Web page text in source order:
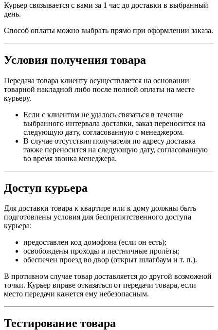
Курьер связывается с вами за 1 час до доставки в выбранный
день.
Способ оплаты можно выбрать прямо при оформлении заказа.
Условия получения товара
Передача товара клиенту осуществляется на основании
товарной накладной либо после полной оплаты на месте
курьеру.
Если с клиентом не удалось связаться в течение
выбранного интервала доставки, заказ переносится на
следующую дату, согласованную с менеджером.
В случае отсутствия получателя по адресу доставка
также переносится на следующую дату, согласованную
во время звонка менеджера.
Доступ курьера
Для доставки товара к квартире или к дому должны быть
подготовлены условия для беспрепятственного доступа
курьера:
предоставлен код домофона (если он есть);
освобождены проходы и лестничные пролёты;
обеспечен проезд во двор (открыт шлагбаум и т. п.).
В противном случае товар доставляется до другой возможной
точки. Курьер вправе отказаться от передачи товара, если
место передачи кажется ему небезопасным.
Тестирование товара